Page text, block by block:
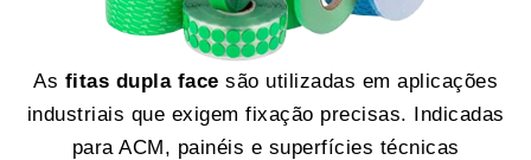
As fitas dupla face são utilizadas em aplicações
industriais que exigem fixação precisas. Indicadas
para ACM, painéis e superfícies técnicas